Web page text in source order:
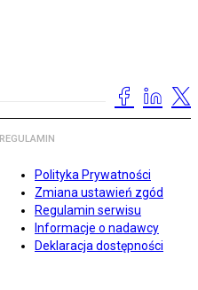
REGULAMIN
Polityka Prywatności
Zmiana ustawień zgód
Regulamin serwisu
Informacje o nadawcy
Deklaracja dostępności